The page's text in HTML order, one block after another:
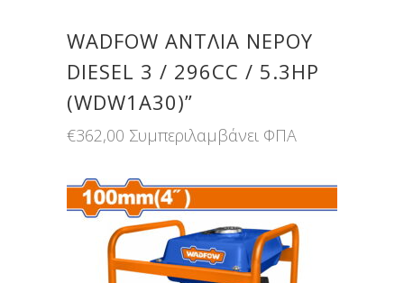
WADFOW ΑΝΤΛΙΑ ΝΕΡΟΥ
DIESEL 3 / 296CC / 5.3HP
(WDW1A30)”
€362,00 Συμπεριλαμβάνει ΦΠΑ